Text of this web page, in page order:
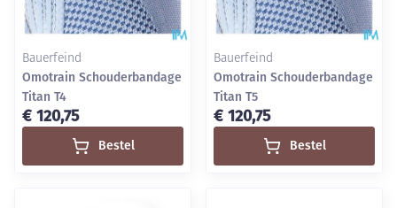
Bauerfeind
Omotrain Schouderbandage
Titan T4
€ 120,75
Bestel
Bauerfeind
Omotrain Schouderbandage
Titan T5
€ 120,75
Bestel